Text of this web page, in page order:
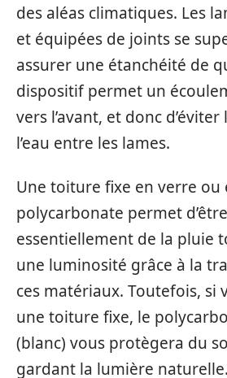
des aléas climatiques. Les
et équipées de joints se
assurer une étanchéité de
dispositif permet un
vers l’avant, et donc
l’eau entre les lames.
Une toiture fixe en verre ou
polycarbonate permet
essentiellement de la pluie
une luminosité grâce à la
ces matériaux. Toutefois, si
une toiture fixe, le
(blanc) vous protègera du
gardant la lumière naturelle.